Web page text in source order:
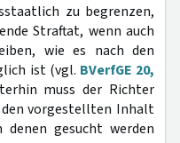
zu begrenzen,
Straftat, wenn auch
wie es nach den
ist (vgl. BVerfGE 20,
muss der Richter
vorgestellten Inhalt
gesucht werden